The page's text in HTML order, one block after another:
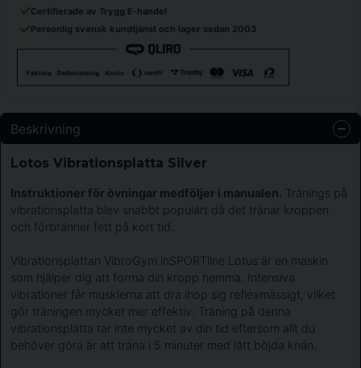
Certifierade av Trygg E-handel
Personlig svensk kundtjänst och lager sedan 2003
Beskrivning
Lotos Vibrationsplatta Silver
Instruktioner för övningar medföljer i manualen. Tränings på
vibrationsplatta blev snabbt populärt då det tränar kroppen
och förbränner fett på kort tid.
Vibrationsplattan VibroGym inSPORTline Lotus är en maskin
som hjälper dig att forma din kropp hemma. Intensiva
vibrationer får musklerna att dra ihop sig reflexmässigt, vilket
gör träningen mycket mer effektiv. Träning på denna
vibrationsplatta tar inte mycket av din tid eftersom allt du
behöver göra är att träna i 5 minuter med lätt böjda knän.